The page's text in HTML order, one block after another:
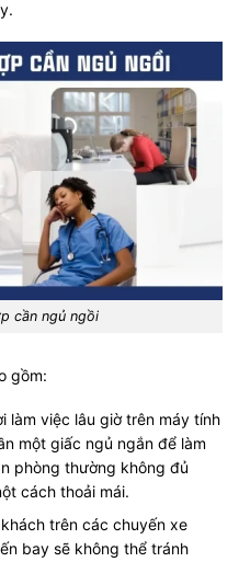
cần ngủ ngồi
gồm:
làm việc lâu giờ trên máy tính
một giấc ngủ ngắn để làm
phòng thường không đủ
cách thoải mái.
trên các chuyến xe
bay sẽ không thể tránh